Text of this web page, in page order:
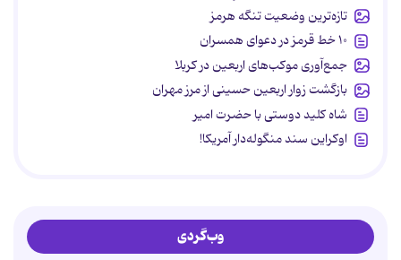
تازه‌ترین وضعیت تنگه هرمز
۱۰ خط قرمز در دعوای همسران
جمع‌آوری موکب‌های اربعین در کربلا
بازگشت زوار اربعین حسینی از مرز مهران
شاه کلید دوستی با حضرت امیر
اوکراین سند منگوله‌دار آمریکا!
وب‌گردی